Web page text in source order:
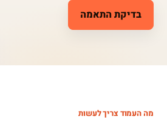
בדיקת התאמה
מה העמוד צריך לעשות